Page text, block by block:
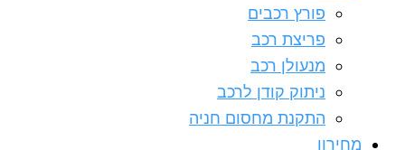
פורץ רכבים
פריצת רכב
מנעולן רכב
ניתוק קודן לרכב
התקנת מחסום חניה
מחירון